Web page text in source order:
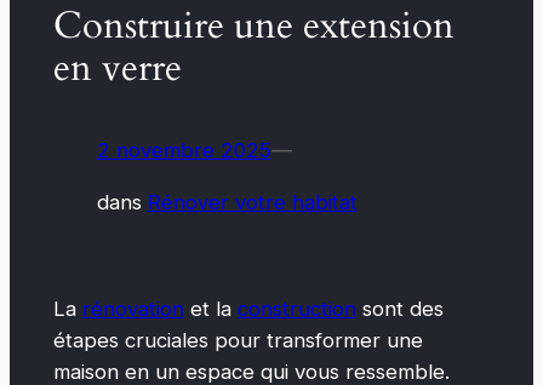
Construire une extension
en verre
2 novembre 2025—
dans Rénover votre habitat
La rénovationet la constructionsont des
étapes cruciales pour transformer une
maison en un espace qui vous ressemble.